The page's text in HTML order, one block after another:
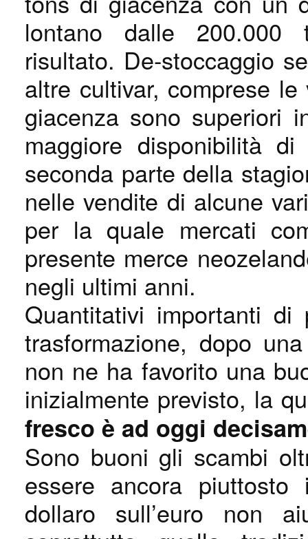
lontano dalle 200.000
risultato. De-stoccaggio
altre cultivar, comprese
giacenza sono superiori
maggiore disponibilità
seconda parte della
nelle vendite di alcune
per la quale mercati
presente merce
negli ultimi anni.
Quantitativi importanti
trasformazione, dopo
non ne ha favorito una
inizialmente previsto, la
fresco è ad oggi
Sono buoni gli scambi
essere ancora
dollaro sull’euro non